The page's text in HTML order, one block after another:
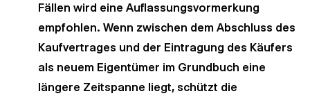
Fällen wird eine Auflassungsvormerkung
empfohlen. Wenn zwischen dem Abschluss des
Kaufvertrages und der Eintragung des Käufers
als neuem Eigentümer im Grundbuch eine
längere Zeitspanne liegt, schützt die